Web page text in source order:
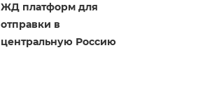
ЖД платформ для
отправки в
центральную Россию